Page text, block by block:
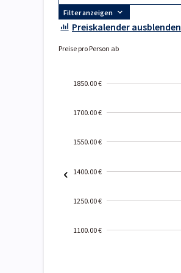
Filter anzeigen
Preiskalender ausblenden
Preise pro Person ab
1850.00 €
1700.00 €
1550.00 €
1400.00 €
1250.00 €
1100.00 €